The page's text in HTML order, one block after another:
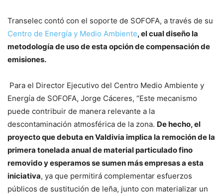
Transelec contó con el soporte de SOFOFA, a través de su
Centro de Energía y Medio Ambiente, el cual diseño la
metodología de uso de esta opción de compensación de
emisiones.
Para el Director Ejecutivo del Centro Medio Ambiente y
Energía de SOFOFA, Jorge Cáceres, “Este mecanismo
puede contribuir de manera relevante a la
descontaminación atmosférica de la zona. De hecho, el
proyecto que debuta en Valdivia implica la remoción de la
primera tonelada anual de material particulado fino
removido y esperamos se sumen más empresas a esta
iniciativa, ya que permitirá complementar esfuerzos
públicos de sustitución de leña, junto con materializar un